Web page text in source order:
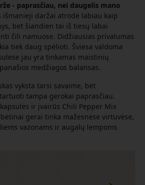
- paprasčiau, nei daugelis mano
išmanieji daržai atrodė labiau kaip
bet šiandien tai iš tiesų labai
čili namuose. Didžiausias privalumas
tiek daug spėlioti. Šviesa valdoma
jau yra tinkamas maistinių
medžiagos balansas.
vyksta tarsi savaime, bet
tampa gerokai paprasčiau.
ir įvairūs Chili Pepper Mix
gerai tinka mažesnėse virtuvėse,
vazonams ir augalų lempoms